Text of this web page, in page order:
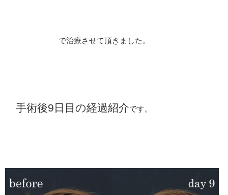
で治療させて頂きました。
手術後9日目の経過紹介です。